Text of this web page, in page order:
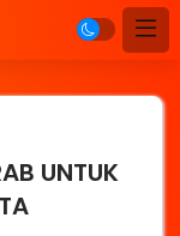
UNTUK